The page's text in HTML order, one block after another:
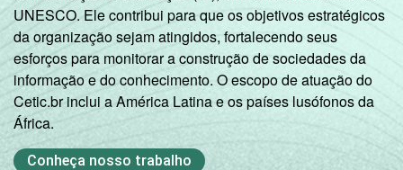
de
atividade
Não PEA 47 53
1Base: 94.236.661 pessoas que usaram a
Internet há menos de três meses em relação
ao momento da entrevista. Dados coletados
entre outubro de 2014 e março de 2015.
UNESCO. Ele contribui para que os objetivos estratégicos
da organização sejam atingidos, fortalecendo seus
esforços para monitorar a construção de sociedades da
informação e do conhecimento. O escopo de atuação do
Cetic.br inclui a América Latina e os países lusófonos da
África.
Conheça nosso trabalho